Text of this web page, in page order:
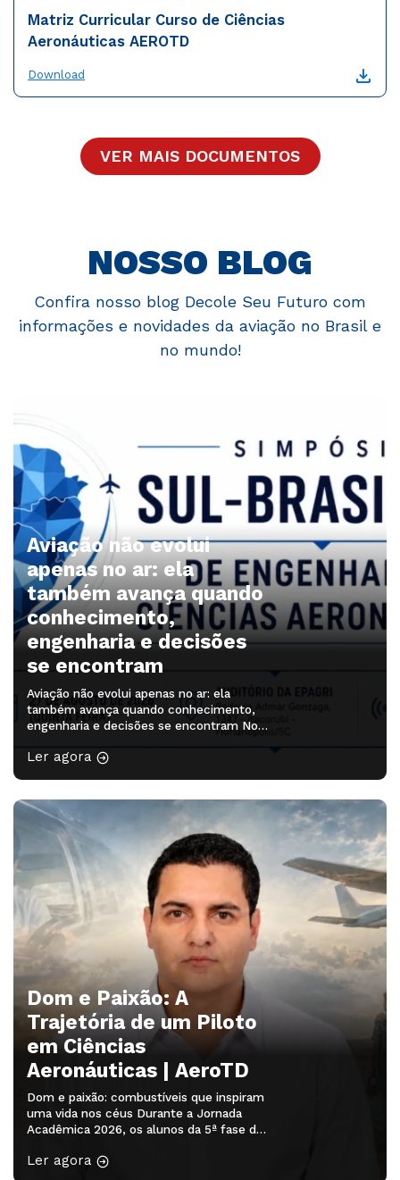
Matriz Curricular Curso de Ciências
Aeronáuticas AEROTD
Download
VER MAIS DOCUMENTOS
NOSSO BLOG
Confira nosso blog Decole Seu Futuro com
informações e novidades da aviação no Brasil e
no mundo!
Aviação não evolui
apenas no ar: ela
também avança quando
conhecimento,
engenharia e decisões
se encontram
Aviação não evolui apenas no ar: ela
também avança quando conhecimento,
engenharia e decisões se encontram No
será ponto de encontro de profissionais,
caminhos da aviação. O Simpósio Sul-
Brasileiro de Engenharia e Ciências
Aeronáuticas será realizado no Auditório
Ler agora
Dom e Paixão: A
Trajetória de um Piloto
em Ciências
Aeronáuticas | AeroTD
Dom e paixão: combustíveis que inspiram
uma vida nos céus Durante a Jornada
Acadêmica 2026, os alunos da 5ª fase do
AEROTD participaram do minicurso
Ler agora